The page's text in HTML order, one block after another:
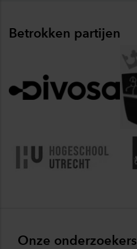
Betrokken partijen
Onze onderzoekers